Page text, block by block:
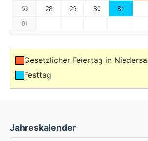
Jahreskalender
53 28 29 30 31
01
Gesetzlicher Feiertag in
Festtag